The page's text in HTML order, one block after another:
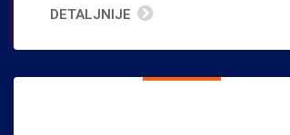
DETALJNIJE